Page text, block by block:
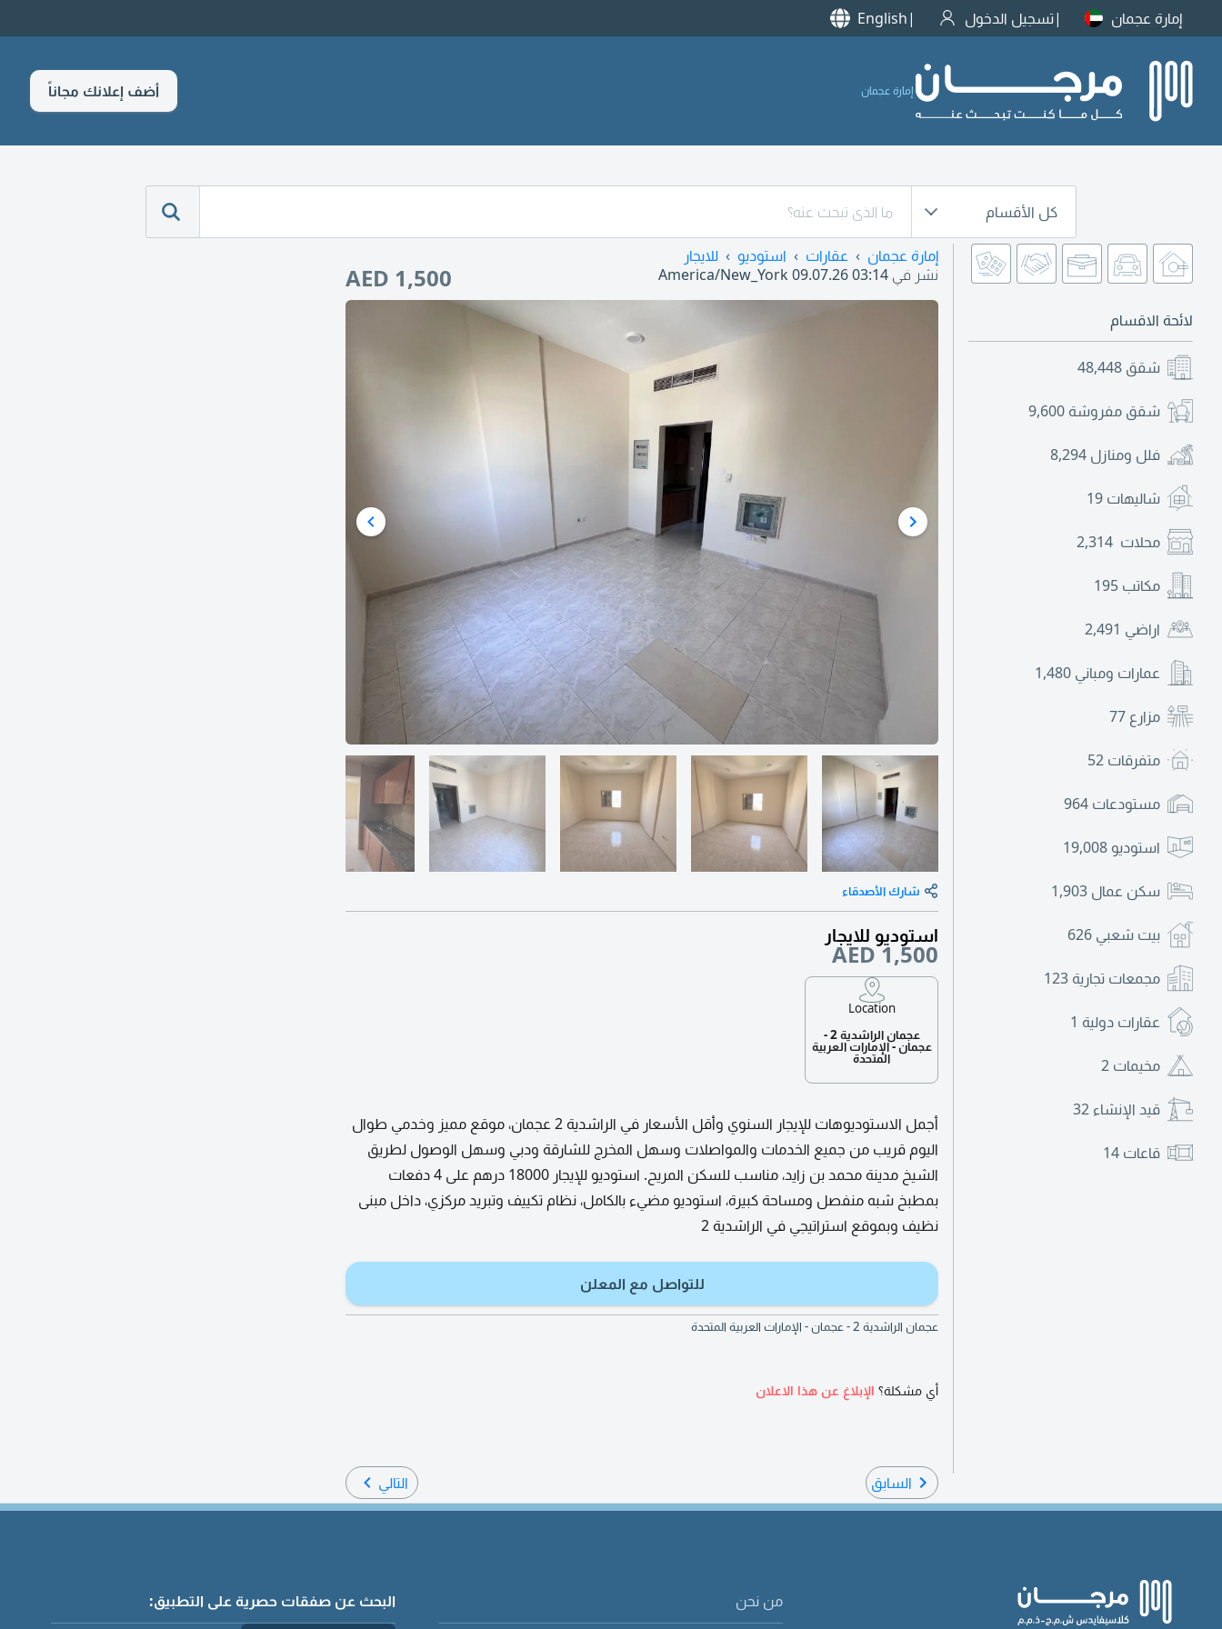
إمارة عجمان تسجيل الدخول English
إمارة عجمان أضف إعلانك مجاناً
كل الأقسام
لائحة الاقسام
شقق 48,448
شقق مفروشة 9,600
فلل ومنازل 8,294
شاليهات 19
محلات 2,314
مكاتب 195
اراضي 2,491
عمارات ومباني 1,480
مزارع 77
متفرقات 52
مستودعات 964
استوديو 19,008
سكن عمال 1,903
بيت شعبي 626
مجمعات تجارية 123
عقارات دولية 1
مخيمات 2
قيد الإنشاء 32
قاعات 14
إمارة عجمان عقارات استوديو
للايجار
نشر في 09.07.26 03:14
AED 1,500
شارك الأصدقاء
استوديو للايجار
AED 1,500
Location
عجمان الراشدية 2 -
عجمان - الإمارات العربية
المتحدة
أجمل الاستوديوهات للإيجار السنوي وأقل الأسعار في الراشدية 2 عجمان، موقع مميز وخدمي طوال
اليوم قريب من جميع الخدمات والمواصلات وسهل المخرج للشارقة ودبي وسهل الوصول لطريق
الشيخ مدينة محمد بن زايد، مناسب للسكن المريح. استوديو للإيجار 18000 درهم على 4 دفعات
بمطبخ شبه منفصل ومساحة كبيرة، استوديو مضيء بالكامل، نظام تكييف وتبريد مركزي، داخل مبنى
نظيف وبموقع استراتيجي في الراشدية 2
للتواصل مع المعلن
عجمان الراشدية 2 - عجمان - الإمارات العربية المتحدة
أي مشكلة؟ الإبلاغ عن هذا الاعلان
السابق التالي
من نحن البحث عن صفقات حصرية على التطبيق: